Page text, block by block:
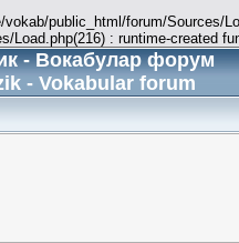
public_html/forum/Sources/
Load.php(216) : runtime-created
- Вокабулар форум
- Vokabular forum